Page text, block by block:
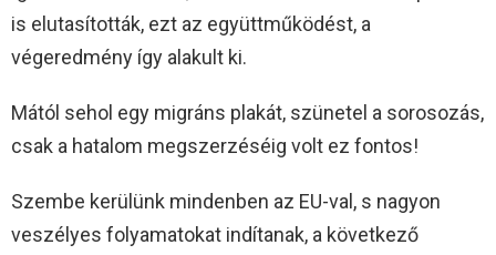
is elutasították, ezt az együttműködést, a
végeredmény így alakult ki.
Mától sehol egy migráns plakát, szünetel a sorosozás,
csak a hatalom megszerzéséig volt ez fontos!
Szembe kerülünk mindenben az EU-val, s nagyon
veszélyes folyamatokat indítanak, a következő